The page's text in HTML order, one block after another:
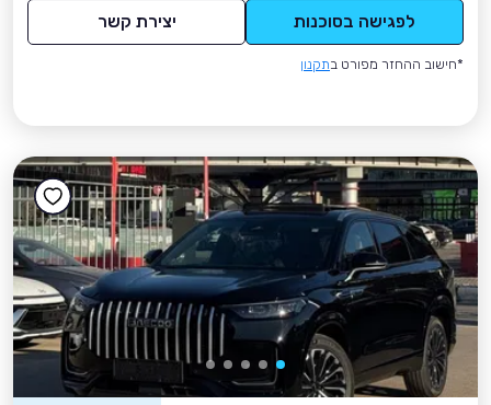
לפגישה בסוכנות יצירת קשר
*חישוב ההחזר מפורט בתקנון